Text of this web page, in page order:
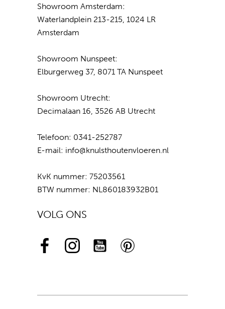
Showroom Amsterdam:
Waterlandplein 213-215, 1024 LR
Amsterdam
Showroom Nunspeet:
Elburgerweg 37, 8071 TA Nunspeet
Showroom Utrecht:
Decimalaan 16, 3526 AB Utrecht
Telefoon: 0341-252787
E-mail: info@knulsthoutenvloeren.nl
KvK nummer: 75203561
BTW nummer: NL860183932B01
VOLG ONS